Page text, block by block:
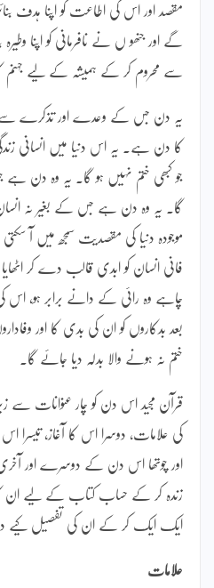
مقصد اور اس کی اطاعت کو اپنا ہدف
گے اور جنھو ں نے نافرمانی کو اپنا
سے محروم کر کے ہمیشہ کے لیے جہنم
یہ دن جس کے وعدے اور تذکرے سے
کا دن ہے۔ یہ اس دنیا میں انسانی
جو کبھی ختم نہیں ہو گا۔ یہ وہ دن ہے
گا۔ یہ وہ دن ہے جس کے بغیر نہ
موجودہ دنیا کی مقصدیت سمجھ میں
فانی انسان کو ابدی قالب دے کر
چاہے وہ رائی کے دانے برابر ہو،
بعد بدکاروں کو ان کی بدی کا اور
ختم نہ ہونے والا بدلہ دیا جائے گا۔
قرآن مجید اس دن کو چار عنوانات
کی علامات، دوسرا اس کا آغاز، تیسرا
اور چوتھا اس دن کے دوسرے اور آخری
زندہ کر کے حساب کتاب کے لیے ان کا
ایک ایک کر کے ان کی تفصیل کیے
علامات